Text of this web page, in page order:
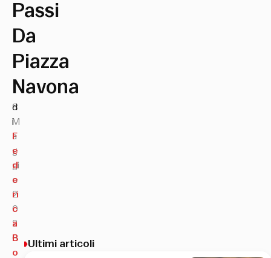
Passi
Da
Piazza
Navona
8
M
a
g
gi
o
2
0
2
6
d
i
F
e
d
e
ri
c
a
B
o
Ultimi articoli